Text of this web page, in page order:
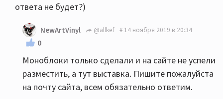
ответа не будет?)
NewArtVinyl @allkef 14 ноября 2019 в 20:34
0
Моноблоки только сделали и на сайте не успели
разместить, а тут выставка. Пишите пожалуйста
на почту сайта, всем обязательно ответим.